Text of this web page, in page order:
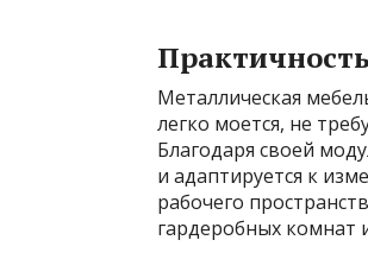
Металлическая
легко моется, не
Благодаря своей
и адаптируется к
рабочего
гардеробных комнат